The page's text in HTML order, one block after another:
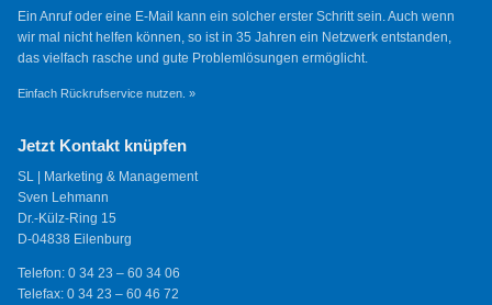
Ein Anruf oder eine E-Mail kann ein solcher erster Schritt sein. Auch wenn
wir mal nicht helfen können, so ist in 35 Jahren ein Netzwerk entstanden,
das vielfach rasche und gute Problemlösungen ermöglicht.
Einfach Rückrufservice nutzen. »
Jetzt Kontakt knüpfen
SL | Marketing & Management
Sven Lehmann
Dr.-Külz-Ring 15
D-04838 Eilenburg
Telefon: 0 34 23 – 60 34 06
Telefax: 0 34 23 – 60 46 72